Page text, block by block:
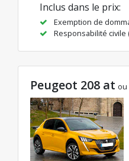
Inclus dans le prix:
Exemption de
Responsabilité civile
Peugeot 208 at ou